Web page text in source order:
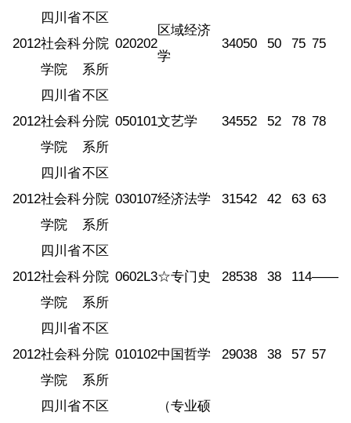
2012
四川省
社会科
学院
不区
分院
系所
020202
区域经济
学
34050 50 75 75
2012
四川省
社会科
学院
不区
分院
系所
050101文艺学 34552 52 78 78
2012
四川省
社会科
学院
不区
分院
系所
030107经济法学 31542 42 63 63
2012
四川省
社会科
学院
不区
分院
系所
0602L3☆专门史 28538 38 114——
2012
四川省
社会科
学院
不区
分院
系所
010102中国哲学 29038 38 57 57
四川省不区
（专业硕